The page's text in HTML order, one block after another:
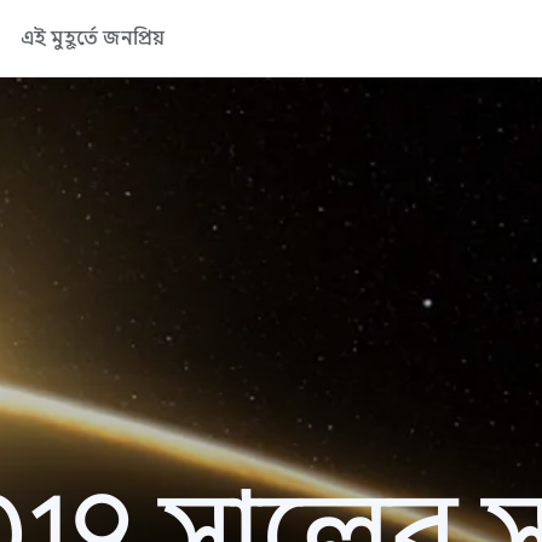
এই মুহূর্তে জনপ্রিয়